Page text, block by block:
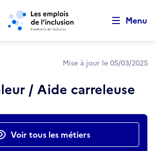
Aller au contenu principal
Menu
Mise à jour le 05/03/2025
/ Aide carreleuse
Voir tous les métiers
page
des cookies